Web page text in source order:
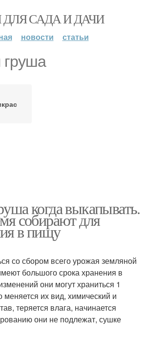
САДА И ДАЧИ
новости статьи
когда выкапывать.
собирают для
в пищу
со сбором всего урожая земляной
большого срока хранения в
они могут храниться 1
меняется их вид, химический и
теряется влага, начинается
они не подлежат, сушке